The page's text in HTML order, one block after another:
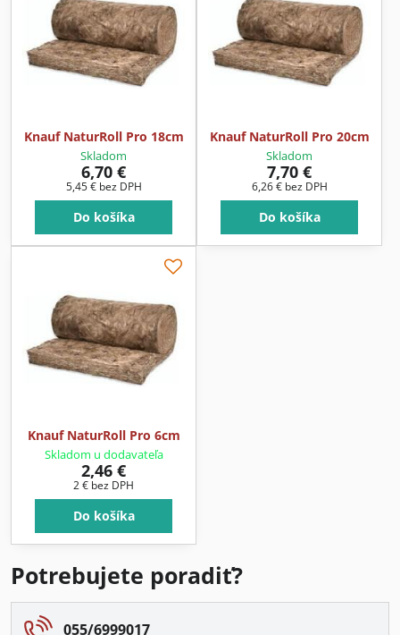
Knauf NaturRoll Pro 18cm
Skladom
6,70 €
5,45 € bez DPH
Do košíka
Knauf NaturRoll Pro 20cm
Skladom
7,70 €
6,26 € bez DPH
Do košíka
Knauf NaturRoll Pro 6cm
Skladom u dodavateľa
2,46 €
2 € bez DPH
Do košíka
Potrebujete poradiť?
055/6999017